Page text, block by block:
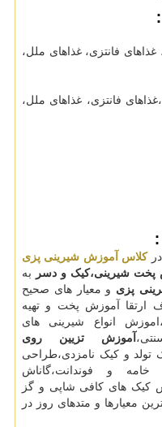
غذاهای فانتزی، غذاهای ملل،
فانتزی، غذاهای ملل،
:
در کلاس آموزش شیرینی پزی
پخت شیرینی،کیک و دسر به
پزی و معیار های صحیح
ارتقا آموزش پخت و تهیه
،اموزش انواع شیرینی های
آموزش تزیین روی
تولد و کیک نامزدی،طراحی
خامه و فوندانت،گاناش
کیک های کافی شاپی و گز
معیارها و متدهای روز در